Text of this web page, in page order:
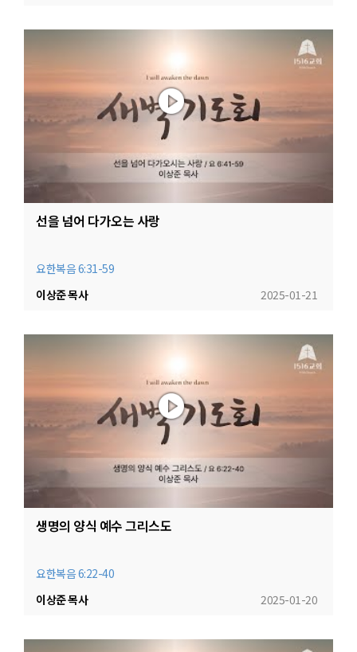
선을 넘어 다가오는 사랑
요한복음 6:31-59
2025-01-21
이상준 목사
생명의 양식 예수 그리스도
요한복음 6:22-40
2025-01-20
이상준 목사